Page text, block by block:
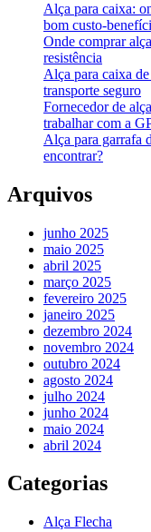
Alça para caixa:
bom custo-
Onde comprar
resistência
Alça para caixa
transporte seguro
Fornecedor de
trabalhar com a
Alça para garrafa
encontrar?
Arquivos
junho 2025
maio 2025
abril 2025
março 2025
fevereiro 2025
janeiro 2025
dezembro 2024
novembro 2024
outubro 2024
agosto 2024
julho 2024
junho 2024
maio 2024
abril 2024
Categorias
Alça Flecha